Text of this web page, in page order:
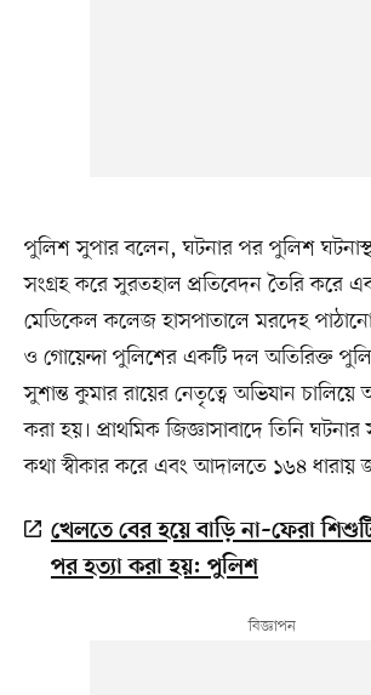
পুলিশ সুপার বলেন, ঘটনার পর পুলিশ
সংগ্রহ করে সুরতহাল প্রতিবেদন তৈরি করে
মেডিকেল কলেজ হাসপাতালে মরদেহ
ও গোয়েন্দা পুলিশের একটি দল অতিরিক্ত
সুশান্ত কুমার রায়ের নেতৃত্বে অভিযান চালিয়ে
করা হয়। প্রাথমিক জিজ্ঞাসাবাদে তিনি
কথা স্বীকার করে এবং আদালতে ১৬৪ ধারায়
খেলতে বের হয়ে বাড়ি না–ফেরা
পর হত্যা করা হয়: পুলিশ